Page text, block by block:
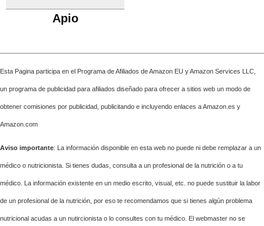
Apio
Esta Pagina participa en el Programa de Afiliados de Amazon EU y Amazon Services LLC,
un programa de publicidad para afiliados diseñado para ofrecer a sitios web un modo de
obtener comisiones por publicidad, publicitando e incluyendo enlaces a Amazon.es y
Amazon.com
Aviso importante: La información disponible en esta web no puede ni debe remplazar a un
médico o nutricionista. Si tienes dudas, consulta a un profesional de la nutrición o a tu
médico. La información existente en un medio escrito, visual, etc. no puede sustituir la labor
de un profesional de la nutrición, por eso te recomendamos que si tienes algún problema
nutricional acudas a un nutircionista o lo consultes con tu médico. El webmaster no se